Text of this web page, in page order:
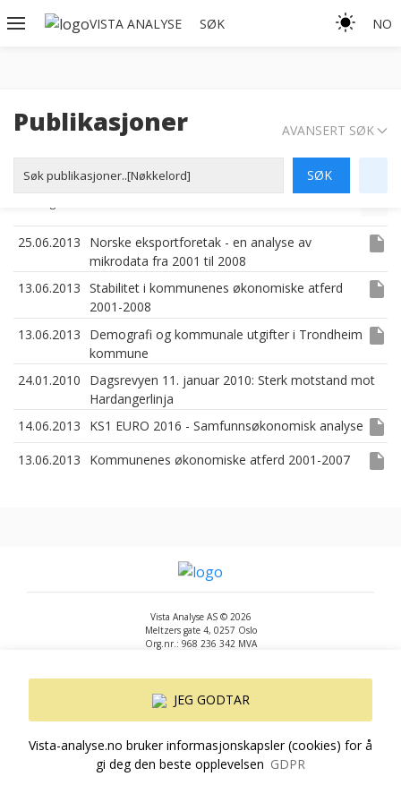
VISTA ANALYSE SØK NO
Publikasjoner AVANSERT SØK
25.06.2013
Norske eksportforetak - en analyse av
mikrodata fra 2001 til 2008
insert_drive_file
13.06.2013 Stabilitet i kommunenes økonomiske atferd
2001-2008
insert_drive_file
13.06.2013
Demografi og kommunale utgifter i Trondheim
kommune
insert_drive_file
24.01.2010
Dagsrevyen 11. januar 2010: Sterk motstand mot
Hardangerlinja
14.06.2013
KS1 EURO 2016 - Samfunnsøkonomisk analyse insert_drive_file
13.06.2013 Kommunenes økonomiske atferd 2001-2007 insert_drive_file
Vista Analyse AS © 2026
Meltzers gate 4, 0257 Oslo
Org.nr.: 968 236 342 MVA
By
Version: 3.0.244
JEG GODTAR
Vista-analyse.no bruker informasjonskapsler (cookies) for å
gi deg den beste opplevelsen GDPR